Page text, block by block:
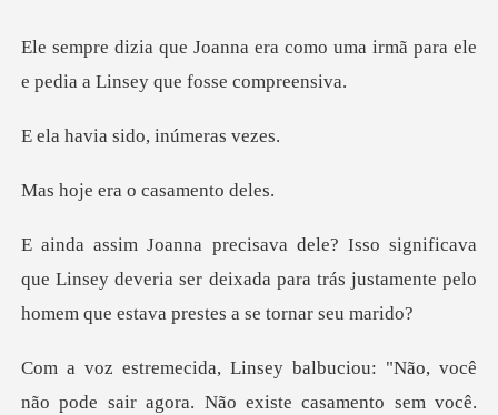
como uma irmã para ele
e pedia a
sido, inúm
ra o casam
que Linsey deveria ser deixada para trás justamente
ra. Não existe casamento sem você.